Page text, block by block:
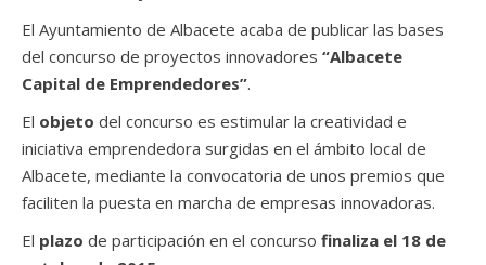
El Ayuntamiento de Albacete acaba de publicar las bases
del concurso de proyectos innovadores “Albacete
Capital de Emprendedores”.
El objeto del concurso es estimular la creatividad e
iniciativa emprendedora surgidas en el ámbito local de
Albacete, mediante la convocatoria de unos premios que
faciliten la puesta en marcha de empresas innovadoras.
El plazo de participación en el concurso finaliza el 18 de